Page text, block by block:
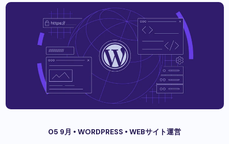
05 9月 • WORDPRESS • WEBサイト運営